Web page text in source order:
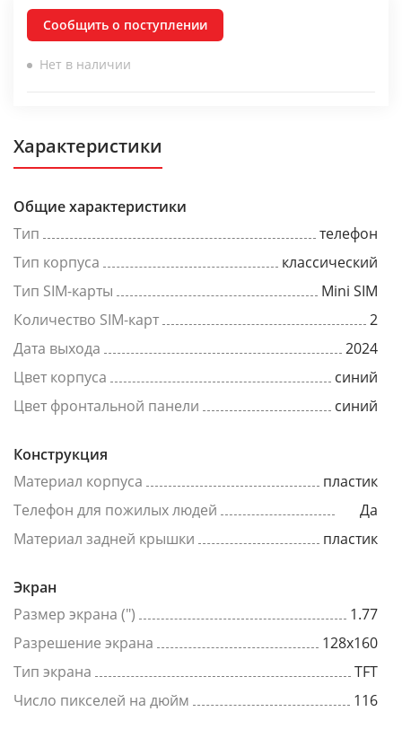
Сообщить о поступлении
Нет в наличии
Характеристики
Общие характеристики
Тип
телефон
Тип корпуса
классический
Тип SIM-карты
Mini SIM
Количество SIM-карт
2
Дата выхода
2024
Цвет корпуса
синий
Цвет фронтальной панели
синий
Конструкция
Материал корпуса
пластик
Телефон для пожилых людей
Да
Материал задней крышки
пластик
Экран
Размер экрана (")
1.77
Разрешение экрана
128x160
Тип экрана
TFT
Число пикселей на дюйм
116